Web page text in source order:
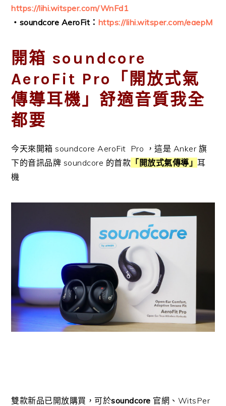
https://lihi.witsper.com/WnFd1
・soundcore AeroFit： https://lihi.witsper.com/eaepM
開箱 soundcore
AeroFit Pro「開放式氣
傳導耳機」舒適音質我全
都要
今天來開箱 soundcore AeroFit Pro ，這是 Anker 旗
下的音訊品牌 soundcore 的首款 「開放式氣傳導」耳
機
雙款新品已開放購買，可於soundcore 官網、WitsPer